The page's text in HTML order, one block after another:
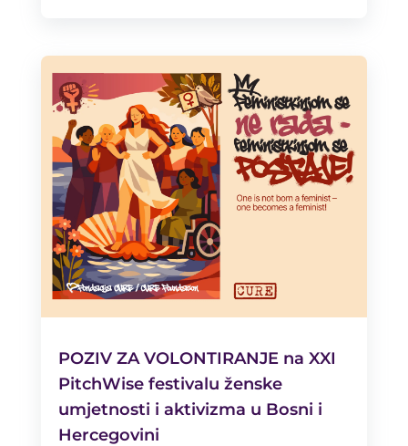
POZIV ZA VOLONTIRANJE na XXI
PitchWise festivalu ženske
umjetnosti i aktivizma u Bosni i
Hercegovini